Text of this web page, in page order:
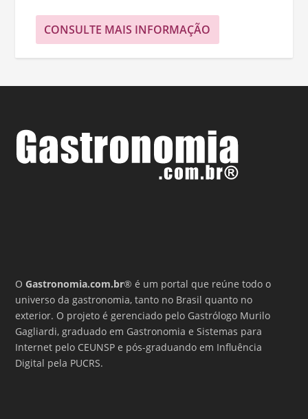
CONSULTE MAIS INFORMAÇÃO
OGastronomia.com.br® é um portal que reúne todo o
universo da gastronomia, tanto no Brasil quanto no
exterior. O projeto é gerenciado pelo Gastrólogo Murilo
Gagliardi, graduado em Gastronomia e Sistemas para
Internet pelo CEUNSP e pós-graduando em Influência
Digital pela PUCRS.